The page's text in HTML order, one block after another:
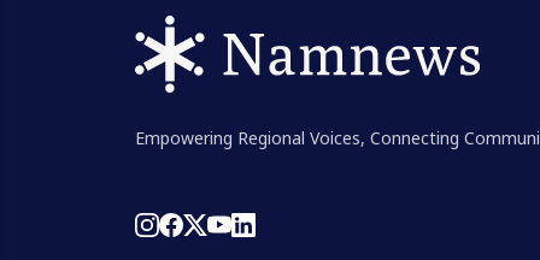
Empowering Regional Voices, Connecting